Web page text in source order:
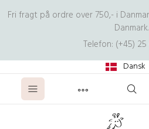
Fri fragt på ordre over 750,- i
Danmark.
Telefon: (+45) 25
Dansk